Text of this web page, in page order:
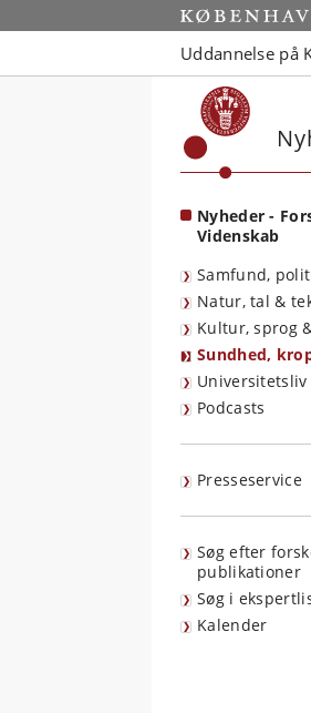
Start
Uddannelse på
Nyheder -
Videnskab
Samfund,
Natur, tal &
Kultur, sprog
Sundhed,
Universitetsliv
Podcasts
Presseservice
Søg efter
publikationer
Søg i
Kalender